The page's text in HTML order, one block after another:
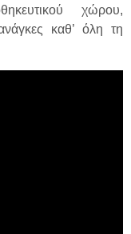
χώρου,
καθ’ όλη τη